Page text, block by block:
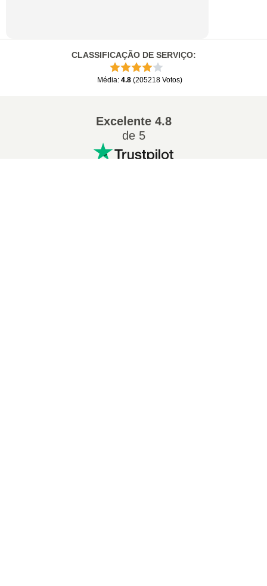
CLASSIFICAÇÃO DE SERVIÇO:
Média: 4.8 (205218 Votos)
Excelente4.8
de 5